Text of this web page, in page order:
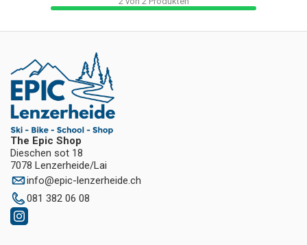
The Epic Shop
Dieschen sot 18
7078 Lenzerheide/Lai
info@epic-lenzerheide.ch
081 382 06 08